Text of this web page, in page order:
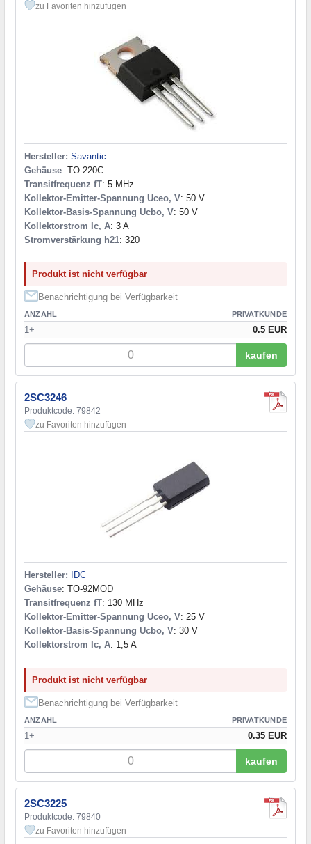
zu Favoriten hinzufügen
Hersteller: Savantic
Gehäuse: TO-220C
Transitfrequenz fT: 5 MHz
Kollektor-Emitter-Spannung Uceo, V: 50 V
Kollektor-Basis-Spannung Ucbo, V: 50 V
Kollektorstrom Ic, A: 3 A
Stromverstärkung h21: 320
Produkt ist nicht verfügbar
Benachrichtigung bei Verfügbarkeit
ANZAHL PRIVATKUNDE
1+ 0.5 EUR
kaufen
2SC3246
Produktcode: 79842
zu Favoriten hinzufügen
Hersteller:
IDC
Gehäuse: TO-92MOD
Transitfrequenz fT: 130 MHz
Kollektor-Emitter-Spannung Uceo, V: 25 V
Kollektor-Basis-Spannung Ucbo, V: 30 V
Kollektorstrom Ic, A: 1,5 A
Produkt ist nicht verfügbar
Benachrichtigung bei Verfügbarkeit
ANZAHL PRIVATKUNDE
1+ 0.35 EUR
kaufen
2SC3225
Produktcode: 79840
zu Favoriten hinzufügen